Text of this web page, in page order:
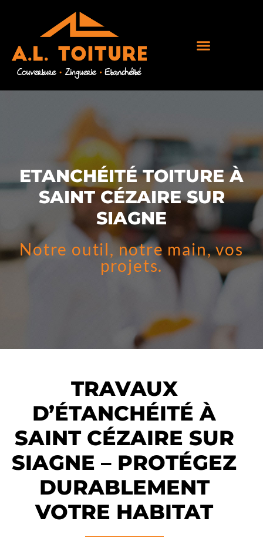
ETANCHÉITÉ TOITURE À
SAINT CÉZAIRE SUR
SIAGNE
Notre outil, notre main, vos
projets.
TRAVAUX
D’ÉTANCHÉITÉ À
SAINT CÉZAIRE SUR
SIAGNE – PROTÉGEZ
DURABLEMENT
VOTRE HABITAT